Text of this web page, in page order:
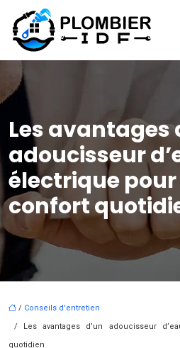
Les avantages
adoucisseur
électrique
confort
/ Conseils d'entretien
/ Les avantages d’un adoucisseur
quotidien